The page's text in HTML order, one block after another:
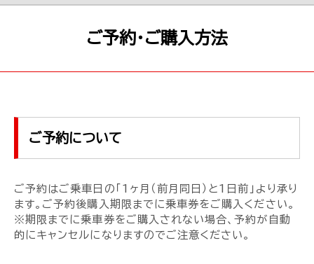
ご予約・ご購入方法
ご予約について
ご予約はご乗車日の「1ヶ月（前月同日）と1日前」より承り
ます。ご予約後購入期限までに乗車券をご購入ください。
※期限までに乗車券をご購入されない場合、予約が自動
的にキャンセルになりますのでご注意ください。